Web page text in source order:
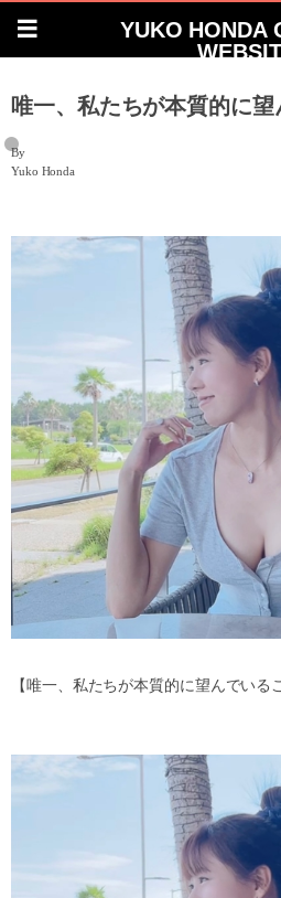
YUKO HONDA
唯一、私たちが本質的に望
By
Yuko Honda
【唯一、私たちが本質的に望んでいる